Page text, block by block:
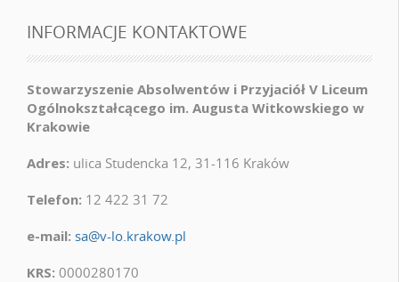
INFORMACJE KONTAKTOWE
Stowarzyszenie Absolwentów i Przyjaciół V Liceum
Ogólnokształcącego im. Augusta Witkowskiego w
Krakowie
Adres: ulica Studencka 12, 31-116 Kraków
Telefon: 12 422 31 72
e-mail: sa@v-lo.krakow.pl
KRS: 0000280170